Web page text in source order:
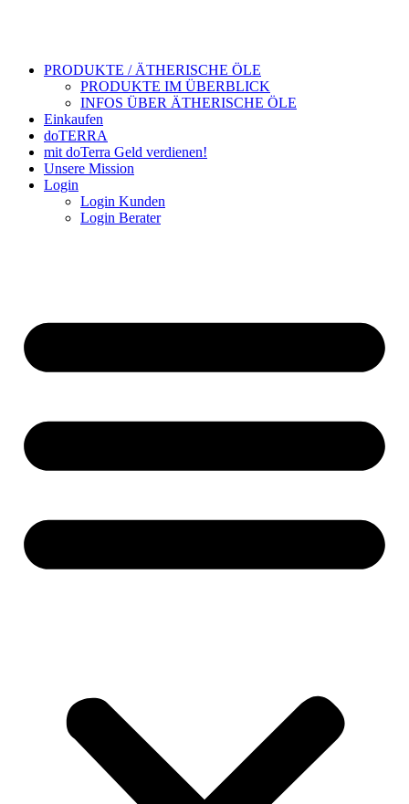
PRODUKTE / ÄTHERISCHE ÖLE
PRODUKTE IM ÜBERBLICK
INFOS ÜBER ÄTHERISCHE ÖLE
Einkaufen
doTERRA
mit doTerra Geld verdienen!
Unsere Mission
Login
Login Kunden
Login Berater